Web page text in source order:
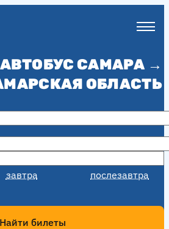
САМАРА →
ОБЛАСТЬ
завтра послезавтра
Найти билеты